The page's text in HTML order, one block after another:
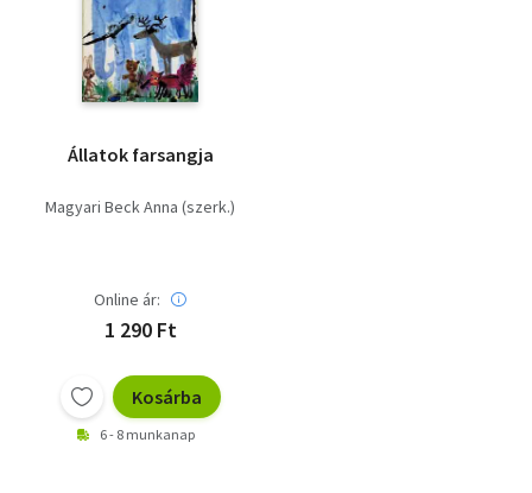
Állatok farsangja
Magyari Beck Anna (szerk.)
Online ár:
1 290 Ft
Kosárba
6 - 8 munkanap